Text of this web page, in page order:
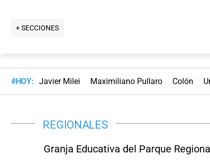
+ SECCIONES
#HOY: Javier Milei Maximiliano Pullaro Colón
REGIONALES
Granja Educativa del Parque